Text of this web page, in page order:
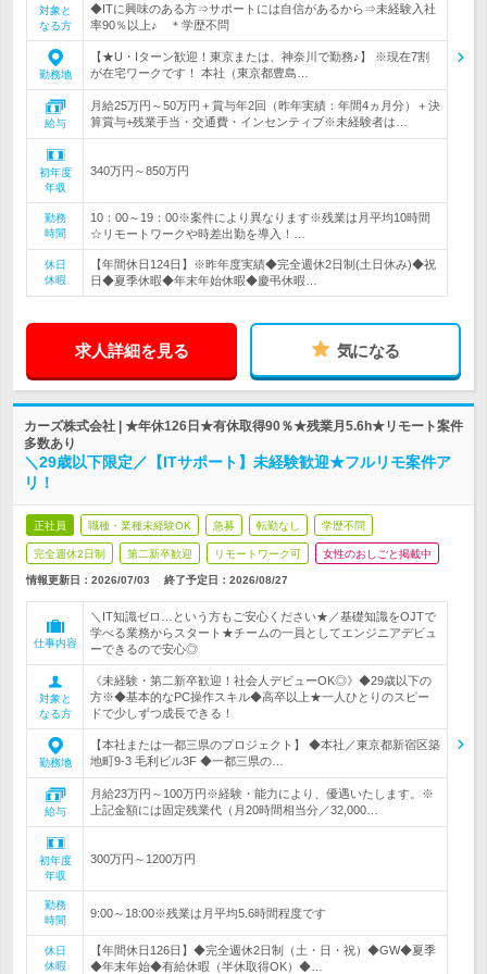
対象と
なる方
◆ITに興味のある方⇒サポートには自信があるから⇒未経験入社
率90％以上♪ ＊学歴不問
勤務地
【★U・Iターン歓迎！東京または、神奈川で勤務♪】 ※現在7割
が在宅ワークです！ 本社（東京都豊島…
給与
月給25万円～50万円＋賞与年2回（昨年実績：年間4ヵ月分）＋決
算賞与+残業手当・交通費・インセンティブ※未経験者は…
初年度
年収
340万円～850万円
勤務
時間
10：00～19：00※案件により異なります※残業は月平均10時間
☆リモートワークや時差出勤を導入！…
休日
休暇
【年間休日124日】※昨年度実績◆完全週休2日制(土日休み)◆祝
日◆夏季休暇◆年末年始休暇◆慶弔休暇…
求人詳細を見る 気になる
カーズ株式会社 | ★年休126日★有休取得90％★残業月5.6h★リモート案件
多数あり
＼29歳以下限定／【ITサポート】未経験歓迎★フルリモ案件ア
リ！
正社員 職種・業種未経験OK 急募 転勤なし 学歴不問
完全週休2日制 第二新卒歓迎 リモートワーク可 女性のおしごと掲載中
情報更新日：2026/07/03 終了予定日： 2026/08/27
仕事内容
＼IT知識ゼロ…という方もご安心ください★／基礎知識をOJTで
学べる業務からスタート★チームの一員としてエンジニアデビュ
ーできるので安心◎
対象と
なる方
《未経験・第二新卒歓迎！社会人デビューOK◎》◆29歳以下の
方※◆基本的なPC操作スキル◆高卒以上★一人ひとりのスピー
ドで少しずつ成長できる！
勤務地
【本社または一都三県のプロジェクト】 ◆本社／東京都新宿区築
地町9-3 毛利ビル3F ◆一都三県の…
給与
月給23万円～100万円※経験・能力により、優遇いたします。※
上記金額には固定残業代（月20時間相当分／32,000…
初年度
年収
300万円～1200万円
勤務
時間
9:00～18:00※残業は月平均5.6時間程度です
休日
休暇
【年間休日126日】◆完全週休2日制（土・日・祝）◆GW◆夏季
◆年末年始◆有給休暇（半休取得OK）◆…